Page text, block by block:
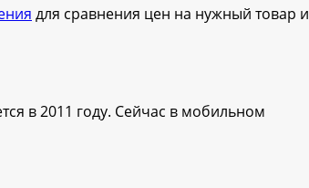
для сравнения цен на нужный товар и
в 2011 году. Сейчас в мобильном